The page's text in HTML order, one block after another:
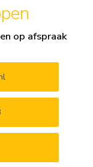
op afspraak